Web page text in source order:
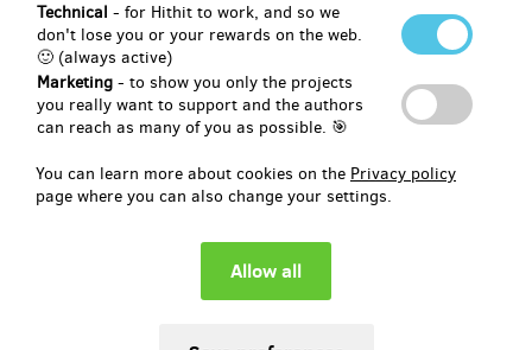
Technical - for Hithit to work, and so we
don't lose you or your rewards on the web.
🙂 (always active)
Marketing - to show you only the projects
you really want to support and the authors
can reach as many of you as possible. 🎯
You can learn more about cookies on the Privacy policy
page where you can also change your settings.
Vyberte si a shlédněte v příští sezóně to nejlepší z repertoáru VILY
Štvanice. 5 000 Kč není málo, proto si zasloužíte i antickou
minitrofej!
V balíčku najdete:
2 drinky dle vlastního výběru zdarma po představení Orfeus
sezóně 2017/18 ve VILE Štvanice
poděkování v programu